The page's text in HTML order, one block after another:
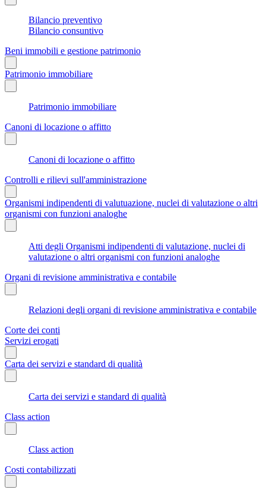
Bilancio preventivo
Bilancio consuntivo
Beni immobili e gestione patrimonio
Patrimonio immobiliare
Patrimonio immobiliare
Canoni di locazione o affitto
Canoni di locazione o affitto
Controlli e rilievi sull'amministrazione
Organismi indipendenti di valutuazione, nuclei di valutazione o altri
organismi con funzioni analoghe
Atti degli Organismi indipendenti di valutazione, nuclei di
valutazione o altri organismi con funzioni analoghe
Organi di revisione amministrativa e contabile
Relazioni degli organi di revisione amministrativa e contabile
Corte dei conti
Servizi erogati
Carta dei servizi e standard di qualità
Carta dei servizi e standard di qualità
Class action
Class action
Costi contabilizzati